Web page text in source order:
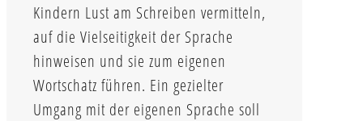
Kindern Lust am Schreiben vermitteln,
auf die Vielseitigkeit der Sprache
hinweisen und sie zum eigenen
Wortschatz führen. Ein gezielter
Umgang mit der eigenen Sprache soll